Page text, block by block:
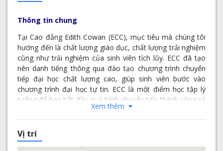
Thông tin chung
Tại Cao đẳng Edith Cowan (ECC), mục tiêu mà chúng tôi
hướng đến là chất lượng giáo dục, chất lượngtrải nghiệm
cũng như trải nghiệm của sinh viên tích lũy. ECC đã tạo
nên danh tiếng thông qua đào tạo chương trình chuyển
tiếp đại học chất lượng cao, giúp sinh viên bước vào
chương trình đại họctự tin. ECC là một điểm học tập lý
tưởng để bạn bắt đầu quá trình chuyển tiếp thành công và
Chúng tôi tự hào cung cấp các khóa học thông qua
chương trình giảng dạy, lớp học, thư viện và các cơ sở hỗ
Xem thêm
Vị trí